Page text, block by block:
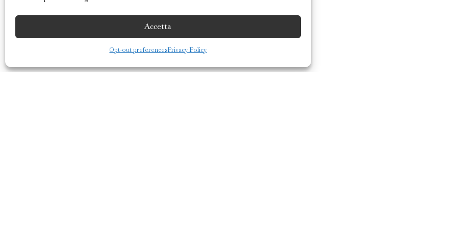
Accetta
Opt-out preferencesPrivacy Policy